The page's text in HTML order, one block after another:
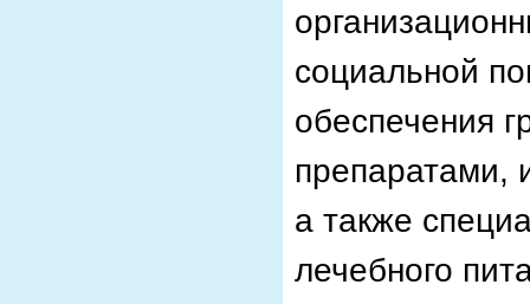
социальной
обеспечения
препаратами,
а также
лечебного